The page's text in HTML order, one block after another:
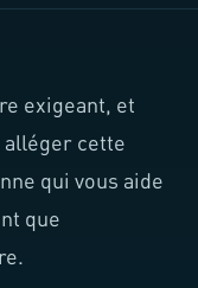
exigeant, et
cette
qui vous aide
que